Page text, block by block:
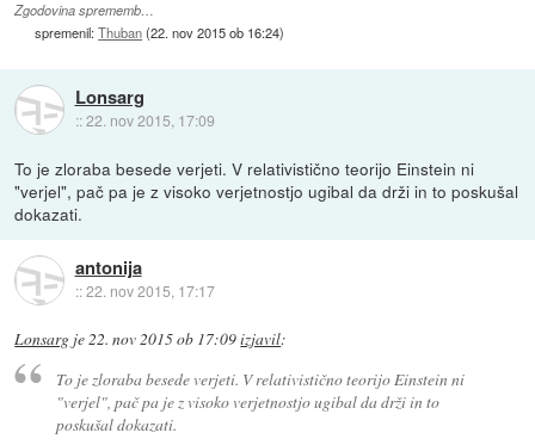
Zgodovina sprememb…
spremenil:Thuban(22. nov 2015 ob 16:24)
Lonsarg
::22. nov 2015, 17:09
To je zloraba besede verjeti. V relativistično teorijo Einstein ni
"verjel", pač pa je z visoko verjetnostjo ugibal da drži in to poskušal
dokazati.
antonija
::22. nov 2015, 17:17
Lonsarg je22. nov 2015 ob 17:09izjavil:
To je zloraba besede verjeti. V relativistično teorijo Einstein ni
"verjel", pač pa je z visoko verjetnostjo ugibal da drži in to
poskušal dokazati.